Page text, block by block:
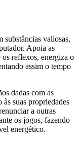
substâncias valiosas,
Apoia as
reflexos, energiza o
assim o tempo
dadas com as
suas propriedades
a outras
os jogos, fazendo
energético.